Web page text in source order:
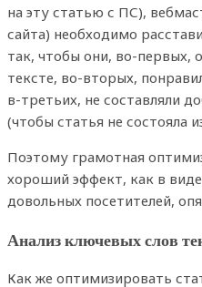
на эту статью с ПС),
сайта) необходимо
так, чтобы они, во-первых,
тексте, во-вторых,
в-третьих, не составляли
(чтобы статья не состояла
Поэтому грамотная
хороший эффект, как в
довольных посетителей,
Анализ ключевых слов
Как же оптимизировать